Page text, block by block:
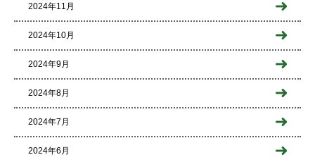
2024年11月
2024年10月
2024年9月
2024年8月
2024年7月
2024年6月